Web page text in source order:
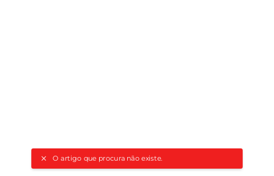
O artigo que procura não existe.